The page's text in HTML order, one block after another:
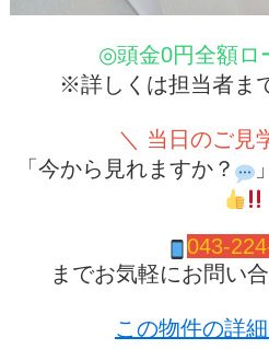
◎頭金0円全額ロ
※詳しくは担当者ま
＼ 当日のご見
「今から見れますか？
043-
までお気軽にお問い
この物件の詳